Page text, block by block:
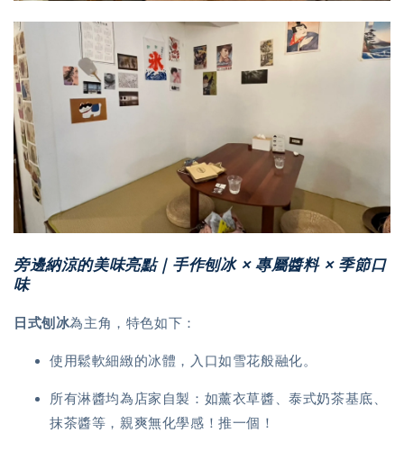
旁邊納涼的美味亮點｜手作刨冰 × 專屬醬料 × 季節口
味
日式刨冰為主角，特色如下：
使用鬆軟細緻的冰體，入口如雪花般融化。
所有淋醬均為店家自製：如薰衣草醬、泰式奶茶基底、
抹茶醬等，親爽無化學感！推一個！